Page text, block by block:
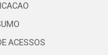
ACESSOS